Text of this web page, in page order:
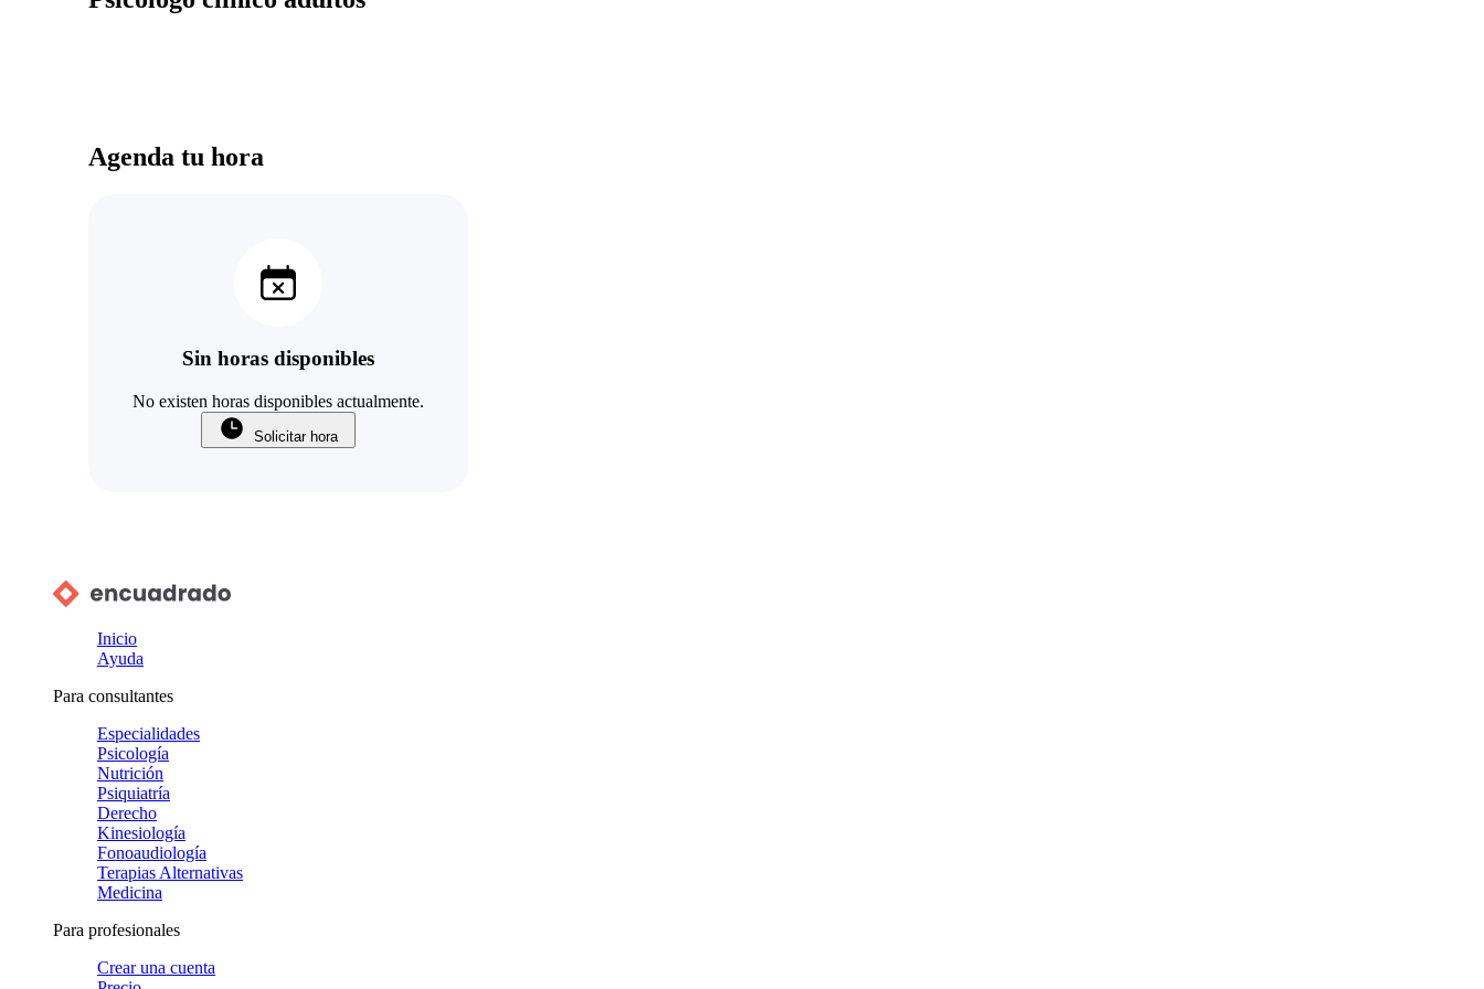
Agenda tu hora
Sin horas disponibles
No existen horas disponibles actualmente.
Solicitar hora
Inicio
Ayuda
Para consultantes
Especialidades
Psicología
Nutrición
Psiquiatría
Derecho
Kinesiología
Fonoaudiología
Terapias Alternativas
Medicina
Para profesionales
Crear una cuenta